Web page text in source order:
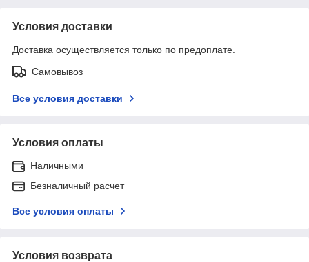
Условия доставки
Доставка осуществляется только по предоплате.
Самовывоз
Все условия доставки
Условия оплаты
Наличными
Безналичный расчет
Все условия оплаты
Условия возврата